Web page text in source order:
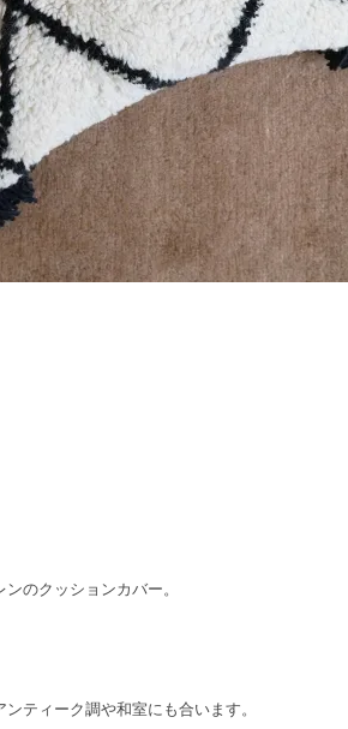
のクッションカバー。
ティーク調や和室にも合います。